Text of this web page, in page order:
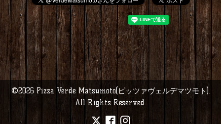
©2026 Pizza Verde Matsumoto(ピッツァヴェルデマツモト).
All Rights Reserved.